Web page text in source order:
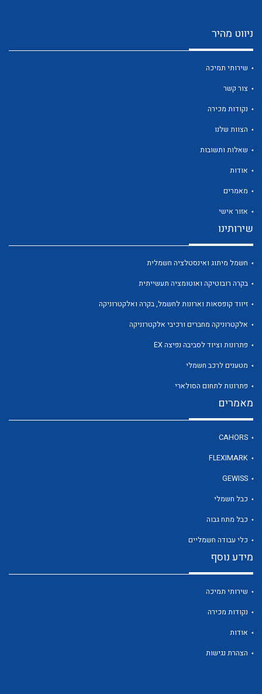
לכל מוצרי היצרן
ניווט מהיר
שירותי תמיכה
צור קשר
נקודות מכירה
הצוות שלנו
שאלות ותשובות
אודות
מאמרים
אזור אישי
שירותינו
חשמל מיתוג ואינסטלציה חשמלית
בקרה רובוטיקה ואוטומציה תעשייתית
זיווד קופסאות וארונות לחשמל, בקרה ואלקטרוניקה
אלקטרוניקה מחברים ורכיבי אלקטרוניקה
פתרונות וציוד לסביבה נפיצה EX
מטענים לרכב חשמלי
פתרונות לתחום הסולארי
מאמרים
CAHORS
FLEXIMARK
GEWISS
כבל חשמלי
כבל מתח גבוה
כלי עבודה חשמליים
מידע נוסף
שירותי תמיכה
נקודות מכירה
אודות
הצהרת נגישות